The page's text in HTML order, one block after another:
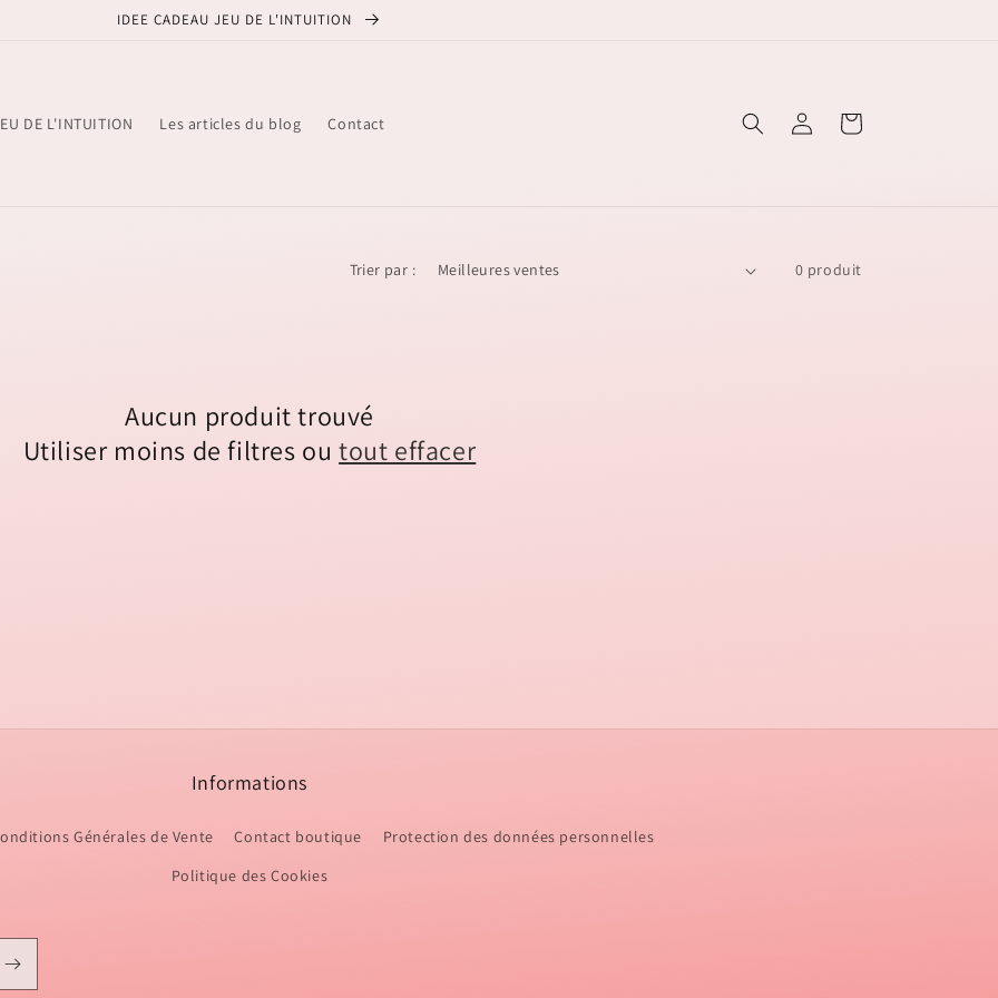
IDEE CADEAU JEU DE L'INTUITION
DE L'INTUITION Les articles du blog Contact Connexion Panier
Trier par : 0 produit
Aucun produit trouvé
Utiliser moins de filtres outout effacer
Informations
Générales de Vente Contact boutique
Protection des données personnelles
Politique des Cookies